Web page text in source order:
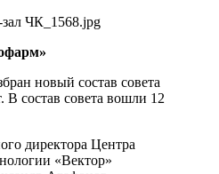
новый состав совета
В состав совета вошли 12
директора Центра
«Вектор»